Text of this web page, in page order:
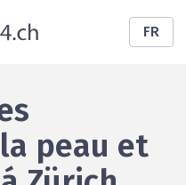
FR
peau et